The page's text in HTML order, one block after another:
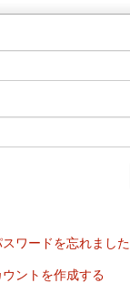
ワードを忘れました
ントを作成する